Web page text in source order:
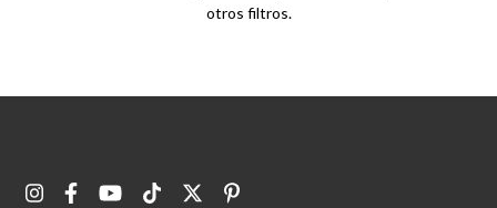
otros filtros.